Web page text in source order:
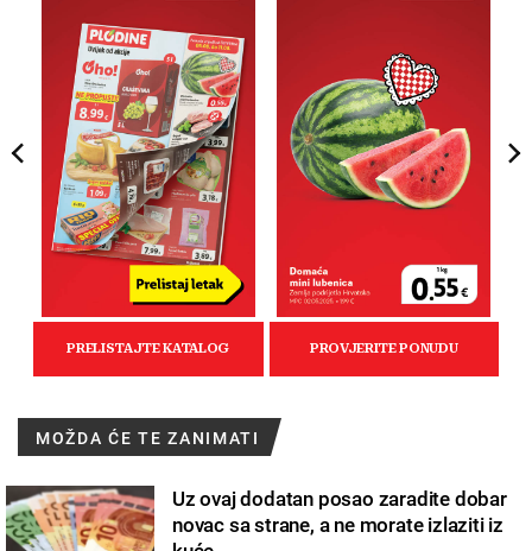
MOŽDA ĆE TE ZANIMATI
Uz ovaj dodatan posao zaradite dobar
novac sa strane, a ne morate izlaziti iz